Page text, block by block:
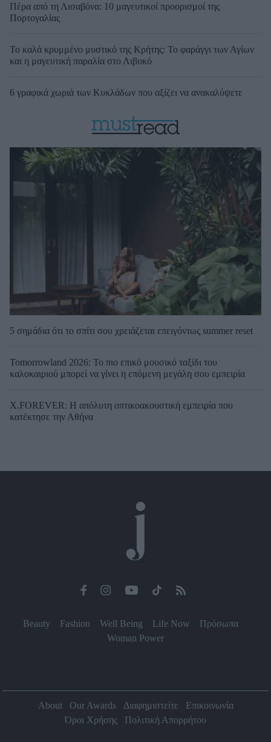
Πέρα από τη Λισαβόνα: 10 μαγευτικοί προορισμοί της
Πορτογαλίας
Το καλά κρυμμένο μυστικό της Κρήτης: Το φαράγγι των Αγίων
και η μαγευτική παραλία στο Λιβυκό
6 γραφικά χωριά των Κυκλάδων που αξίζει να ανακαλύψετε
5 σημάδια ότι το σπίτι σου χρειάζεται επειγόντως summer reset
Tomorrowland 2026: Το πιο επικό μουσικό ταξίδι του
καλοκαιριού μπορεί να γίνει η επόμενη μεγάλη σου εμπειρία
X.FOREVER: Η απόλυτη οπτικοακουστική εμπειρία που
κατέκτησε την Αθήνα
Beauty Fashion Well Being Life Now
Πρόσωπα
Woman Power
About Our Awards Διαφημιστείτε
Επικοινωνία
Όροι Χρήσης
Πολιτική Απορρήτου